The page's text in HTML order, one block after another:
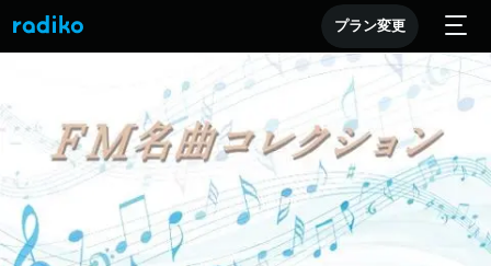
プラン変更